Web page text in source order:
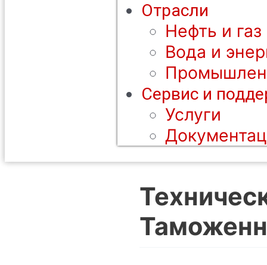
Отрасли
Нефть и газ
Вода и
Сервис и
Услуги